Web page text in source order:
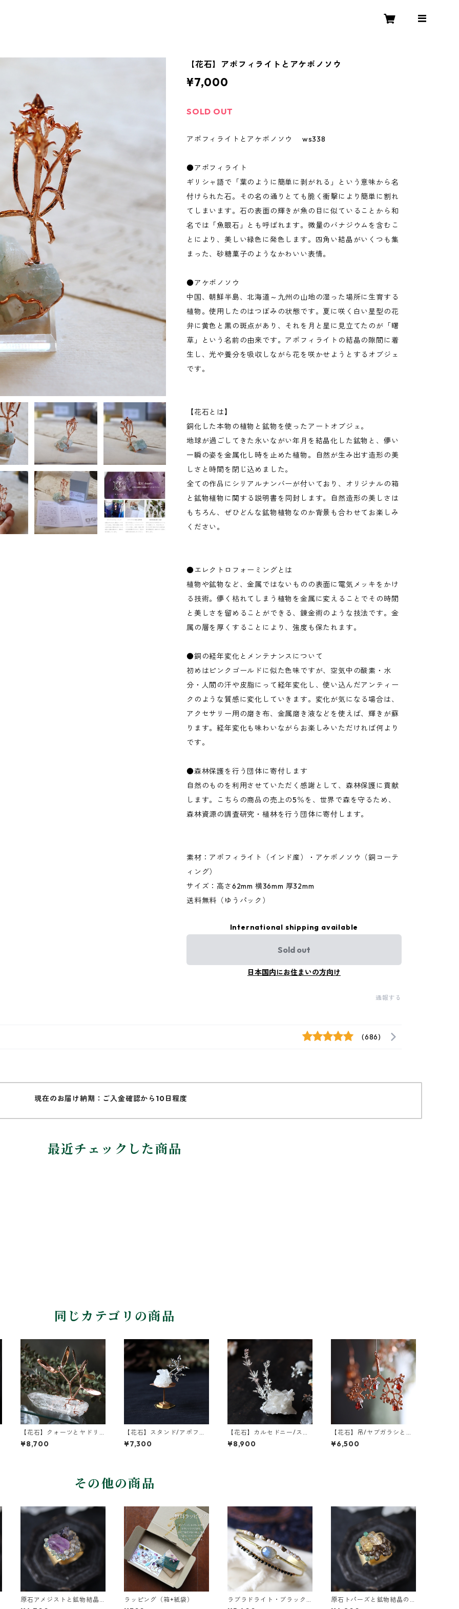
【花石】アポフィライトとアケボノソウ
¥7,000
SOLD OUT
アポフィライトとアケボノソウ ws338
●アポフィライト
ギリシャ語で「葉のように簡単に剥がれる」という意味から名
付けられた石。その名の通りとても脆く衝撃により簡単に割れ
てしまいます。石の表面の輝きが魚の目に似ていることから和
名では「魚眼石」とも呼ばれます。微量のバナジウムを含むこ
とにより、美しい緑色に発色します。四角い結晶がいくつも集
まった、砂糖菓子のようなかわいい表情。
●アケボノソウ
中国、朝鮮半島、北海道～九州の山地の湿った場所に生育する
植物。使用したのはつぼみの状態です。夏に咲く白い星型の花
弁に黄色と黒の斑点があり、それを月と星に見立てたのが「曙
草」という名前の由来です。アポフィライトの結晶の隙間に着
生し、光や養分を吸収しながら花を咲かせようとするオブジェ
です。
【花石とは】
銅化した本物の植物と鉱物を使ったアートオブジェ。
地球が過ごしてきた永いながい年月を結晶化した鉱物と、儚い
一瞬の姿を金属化し時を止めた植物。自然が生み出す造形の美
しさと時間を閉じ込めました。
全ての作品にシリアルナンバーが付いており、オリジナルの箱
と鉱物植物に関する説明書を同封します。自然造形の美しさは
もちろん、ぜひどんな鉱物植物なのか背景も合わせてお楽しみ
ください。
●エレクトロフォーミングとは
植物や鉱物など、金属ではないものの表面に電気メッキをかけ
る技術。儚く枯れてしまう植物を金属に変えることでその時間
と美しさを留めることができる、錬金術のような技法です。金
属の層を厚くすることにより、強度も保たれます。
●銅の経年変化とメンテナンスについて
初めはピンクゴールドに似た色味ですが、空気中の酸素・水
分・人間の汗や皮脂にって経年変化し、使い込んだアンティー
クのような質感に変化していきます。変化が気になる場合は、
アクセサリー用の磨き布、金属磨き液などを使えば、輝きが蘇
ります。経年変化も味わいながらお楽しみいただければ何より
です。
●森林保護を行う団体に寄付します
自然のものを利用させていただく感謝として、森林保護に貢献
します。こちらの商品の売上の5％を、世界で森を守るため、
森林資源の調査研究・植林を行う団体に寄付します。
素材：アポフィライト（インド産）・アケボノソウ（銅コーテ
ィング）
サイズ：高さ62mm 横36mm 厚32mm
送料無料（ゆうパック）
International shipping available
Sold out
日本国内にお住まいの方向け
通報する
(686)
現在のお届け納期：ご入金確認から10日程度
最近チェックした商品
同じカテゴリの商品
【花石】クォーツとヤドリ
ギ
¥8,700
【花石】スタンド/アポフィ
ライトとユーカリ
¥7,300
【花石】カルセドニー/ステ
ィルバイトとヤエムグラ
¥8,900
【花石】吊/ヤブガラシとガ
ーネット
¥6,500
その他の商品
原石アメジストと鉱物結晶
の真鍮幅広イヤーカフ
ラッピング（箱+紙袋）
ラブラドライト・ブラック
スピネル・パールの3連バン
原石トパーズと鉱物結晶の
真鍮幅広イヤーカフ